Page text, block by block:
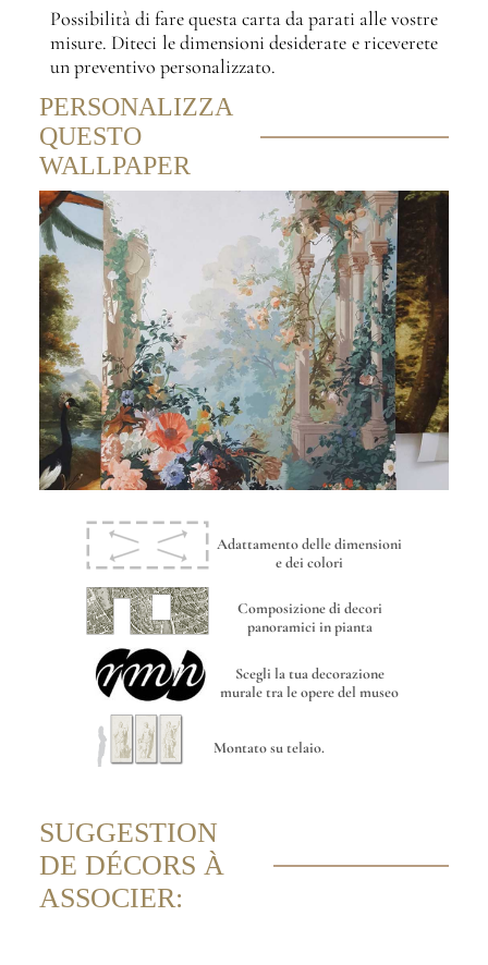
Possibilità di fare questa carta da parati alle vostre
misure. Diteci le dimensioni desiderate e riceverete
un preventivo personalizzato.
PERSONALIZZA
QUESTO
WALLPAPER
Adattamento delle dimensioni
e dei colori
Composizione di decori
panoramici in pianta
Scegli la tua decorazione
murale tra le opere del museo
Montato su telaio.
SUGGESTION
DE DÉCORS À
ASSOCIER: